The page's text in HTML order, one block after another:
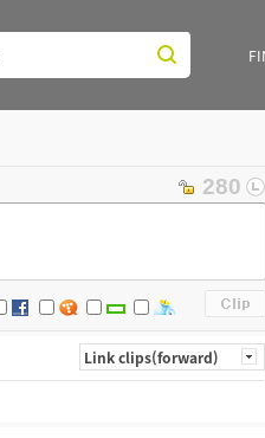
280
Link clips(forward)